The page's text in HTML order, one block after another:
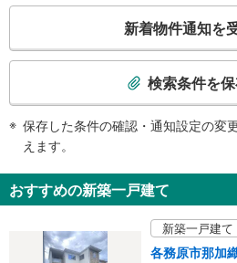
検
知
を
新着物件通知を
検索条件を
保存した条件の確認・通知設定の変
えます。
おすすめの新築一戸建て
新築一戸建て
各務原市那加